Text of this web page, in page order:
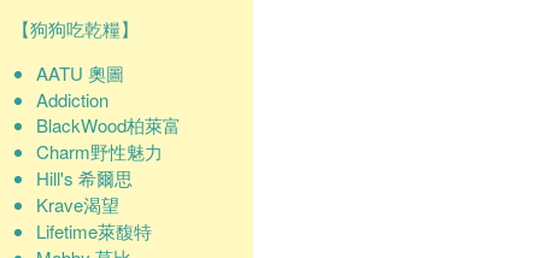
【狗狗吃乾糧】
AATU 奧圖
Addiction
BlackWood柏萊富
Charm野性魅力
Hill's 希爾思
Krave渴望
Lifetime萊馥特